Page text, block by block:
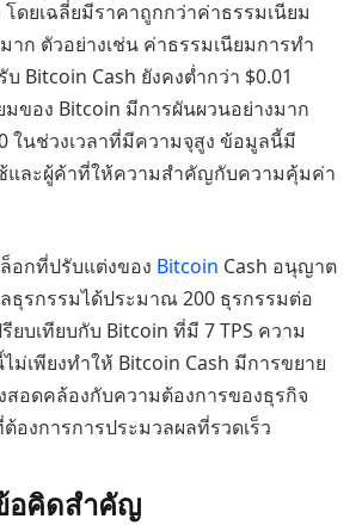
โดยเฉลี่ยมีราคาถูกกว่าค่าธรรมเนียม
าก ตัวอย่างเช่น ค่าธรรมเนียมการทำ
Bitcoin Cash ยังคงต่ำกว่า $0.01
ของ Bitcoin มีการผันผวนอย่างมาก
ในช่วงเวลาที่มีความจุสูง ข้อมูลนี้มี
และผู้ค้าที่ให้ความสำคัญกับความคุ้มค่า
อกที่ปรับแต่งของ Bitcoin Cash อนุญาต
ธุรกรรมได้ประมาณ 200 ธุรกรรมต่อ
รียบเทียบกับ Bitcoin ที่มี 7 TPS ความ
ม่เพียงทำให้ Bitcoin Cash มีการขยาย
อดคล้องกับความต้องการของธุรกิจ
องการการประมวลผลที่รวดเร็ว
อคิดสำคัญ